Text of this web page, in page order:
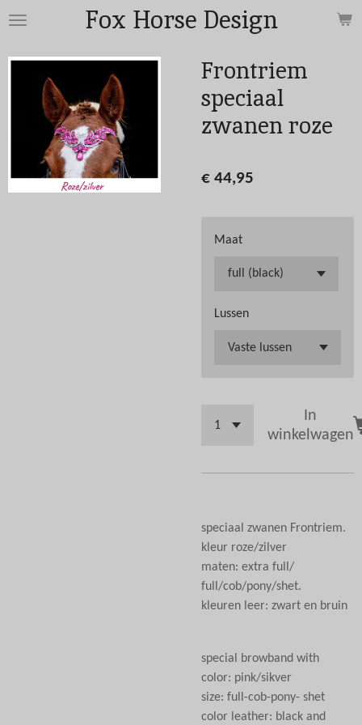
Ga
naar
hoofdinhoud
Fox Horse Design
Frontriem
speciaal
zwanen roze
€ 44,95
Maat
Lussen
In
winkelwagen
speciaal zwanen Frontriem.
kleur roze/zilver
maten: extra full/
full/cob/pony/shet.
kleuren leer: zwart en bruin
special browband with
color: pink/sikver
size: full-cob-pony- shet
color leather: black and